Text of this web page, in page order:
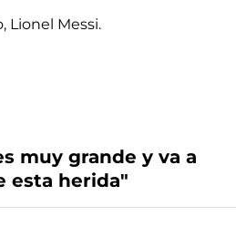
muy grande y va a
esta herida"